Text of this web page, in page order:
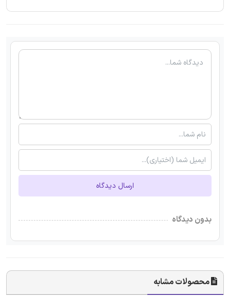
ارسال دیدگاه
بدون دیدگاه
محصولات مشابه